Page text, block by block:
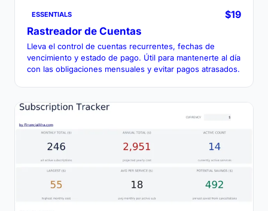
ESSENTIALS
$19
Rastreador de Cuentas
Lleva el control de cuentas recurrentes, fechas de
vencimiento y estado de pago. Útil para mantenerte al día
con las obligaciones mensuales y evitar pagos atrasados.